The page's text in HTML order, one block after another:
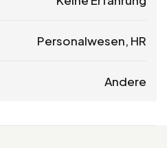
Personalwesen, HR
Andere